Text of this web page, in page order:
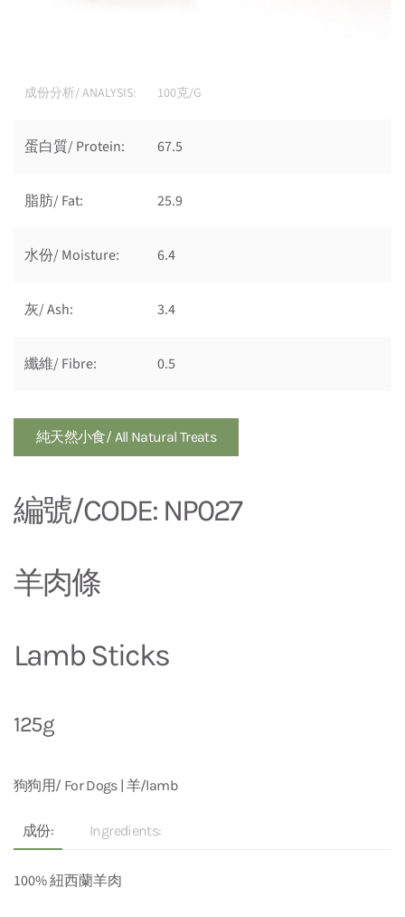
成份分析/ ANALYSIS: 100克/G
蛋白質/ Protein: 67.5
脂肪/ Fat: 25.9
水份/ Moisture: 6.4
灰/ Ash: 3.4
纖維/ Fibre: 0.5
純天然小食/ All Natural Treats
編號/CODE: NP027
羊肉條
Lamb Sticks
125g
狗狗用/ For Dogs | 羊/lamb
成份: Ingredients:
100% 紐西蘭羊肉